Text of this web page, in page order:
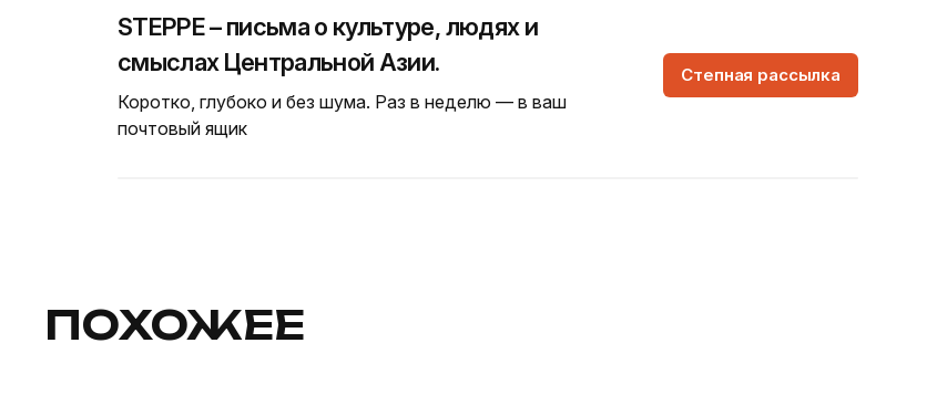
STEPPE – письма о культуре, людях и
смыслах Центральной Азии.
Коротко, глубоко и без шума. Раз в неделю — в ваш
почтовый ящик
Степная рассылка
ПОХОЖЕЕ